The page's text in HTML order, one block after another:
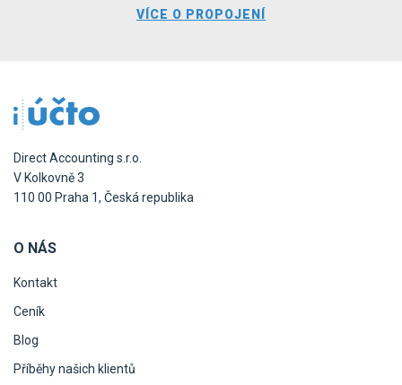
VÍCE O PROPOJENÍ
Direct Accounting s.r.o.
V Kolkovně 3
110 00 Praha 1, Česká republika
O NÁS
Kontakt
Ceník
Blog
Příběhy našich klientů